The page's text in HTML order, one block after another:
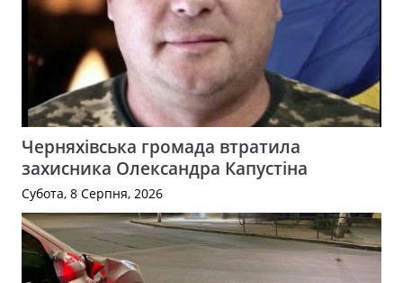
Черняхівська громада втратила
захисника Олександра Капустіна
Субота, 8 Серпня, 2026